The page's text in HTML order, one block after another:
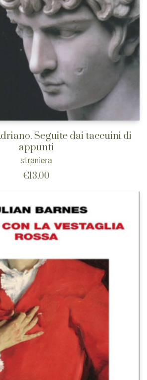
Seguite dai taccuini di
appunti
straniera
€13,00